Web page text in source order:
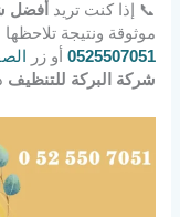
📞 إذا كنت تريد أفضل
موثوقة ونتيجة
0525507051 أو زر
شركة البركة للتنظيف